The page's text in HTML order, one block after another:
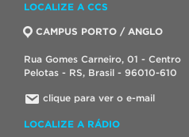
LOCALIZE A CCS
CAMPUS PORTO / ANGLO
Rua Gomes Carneiro, 01 - Centro
Pelotas - RS, Brasil - 96010-610
clique para ver o e-mail
LOCALIZE A RÁDIO